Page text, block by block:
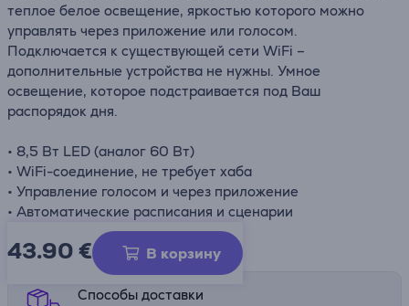
теплое белое освещение, яркостью которого можно
управлять через приложение или голосом.
Подключается к существующей сети WiFi –
дополнительные устройства не нужны. Умное
освещение, которое подстраивается под Ваш
распорядок дня.
• 8,5 Вт LED (аналог 60 Вт)
• WiFi-соединение, не требует хаба
• Управление голосом и через приложение
• Автоматические расписания и сценарии
43.90€ В корзину
Информационный лист
Способы доставки